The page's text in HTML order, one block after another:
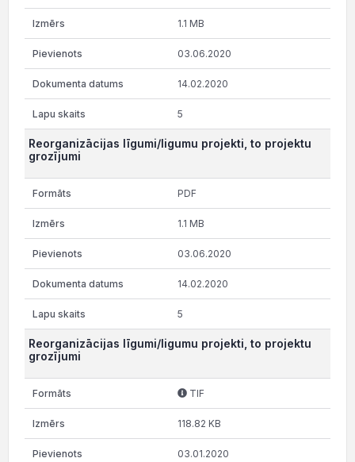
1.1 MB
03.06.2020
14.02.2020
5
Reorganizācijas līgumi/ligumu projekti, to projektu
grozījumi
PDF
1.1 MB
03.06.2020
14.02.2020
5
Reorganizācijas līgumi/ligumu projekti, to projektu
grozījumi
TIF
118.82 KB
03.01.2020